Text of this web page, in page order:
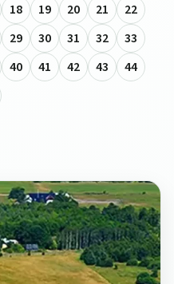
18 19 20 21
22
29 30 31 32
33
40 41 42 43
44